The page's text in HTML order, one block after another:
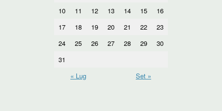
10
11 12 13 14 15
16
17
18 19 20 21 22
23
24
25 26 27 28 29
30
31
« Lug
Set »